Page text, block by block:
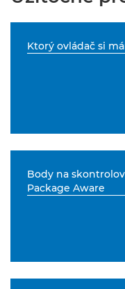
Ktorý ovládač si
Body na
Package Aware